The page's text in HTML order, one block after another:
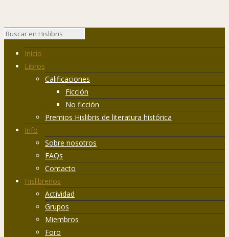
Inicio
Libros
Calificaciones
Ficción
No ficción
Premios Hislibris de literatura histórica
Info
Sobre nosotros
FAQs
Contacto
Hislibreños
Actividad
Grupos
Miembros
Foro